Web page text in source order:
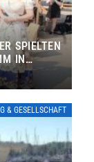
SPIELTEN
IN
& GESELLSCHAFT